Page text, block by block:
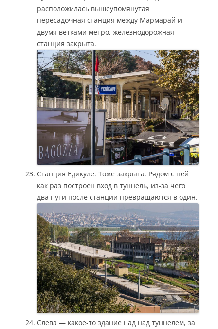
расположилась вышеупомянутая
пересадочная станция между Мармарай и
двумя ветками метро, железнодорожная
станция закрыта.
Станция Едикуле. Тоже закрыта. Рядом с ней
как раз построен вход в туннель, из-за чего
два пути после станции превращаются в один.
Слева — какое-то здание над над туннелем, за